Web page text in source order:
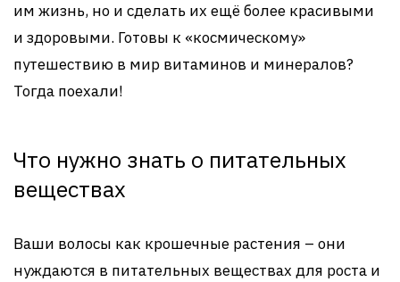
им жизнь, но и сделать их ещё более красивыми
и здоровыми. Готовы к «космическому»
путешествию в мир витаминов и минералов?
Тогда поехали!
Что нужно знать о питательных
веществах
Ваши волосы как крошечные растения – они
нуждаются в питательных веществах для роста и